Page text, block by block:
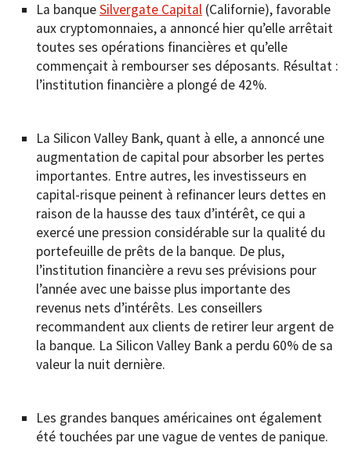
La banqueSilvergate Capital (Californie), favorable
aux cryptomonnaies, a annoncé hier qu’elle arrêtait
toutes ses opérations financières et qu’elle
commençait à rembourser ses déposants. Résultat :
l’institution financière a plongé de 42%.
La Silicon Valley Bank, quant à elle, a annoncé une
augmentation de capital pour absorber les pertes
importantes. Entre autres, les investisseurs en
capital-risque peinent à refinancer leurs dettes en
raison de la hausse des taux d’intérêt, ce qui a
exercé une pression considérable sur la qualité du
portefeuille de prêts de la banque. De plus,
l’institution financière a revu ses prévisions pour
l’année avec une baisse plus importante des
revenus nets d’intérêts. Les conseillers
recommandent aux clients de retirer leur argent de
la banque. La Silicon Valley Bank a perdu 60% de sa
valeur la nuit dernière.
Les grandes banques américaines ont également
été touchées par une vague de ventes de panique.